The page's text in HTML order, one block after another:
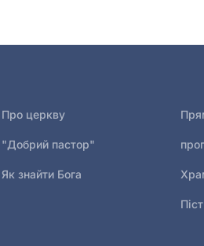
Про церкву
"Добрий пастор"
Як знайти Бога